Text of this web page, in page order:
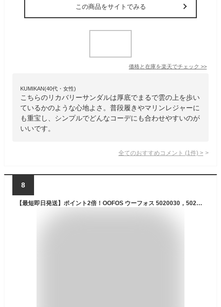
この商品をサイトでみる
価格と在庫を楽天でチェック >>
KUMIKAN(40代・女性)
こちらのリカバリーサンダルは厚底でまるで雲の上を歩い
ているかのような心地よさ。普段履きやマリンレジャーに
も重宝し、シンプルでどんなコーデにも合わせやすいのが
いいです。
全てのおすすめコメント (1 件) >
8
【最短即日発送】ポイント2倍！OOFOS ウーフォス 5020030，5020031 OOriginal Sport ウーオリジナルスポーツ リカバリーサンダル（20000400）【クーポン対象外】【T】｜スリッパ ビーチサンダル ビーサン 草履 つっかけ メンズ アウトドア ブランド おしゃれ かっこいい